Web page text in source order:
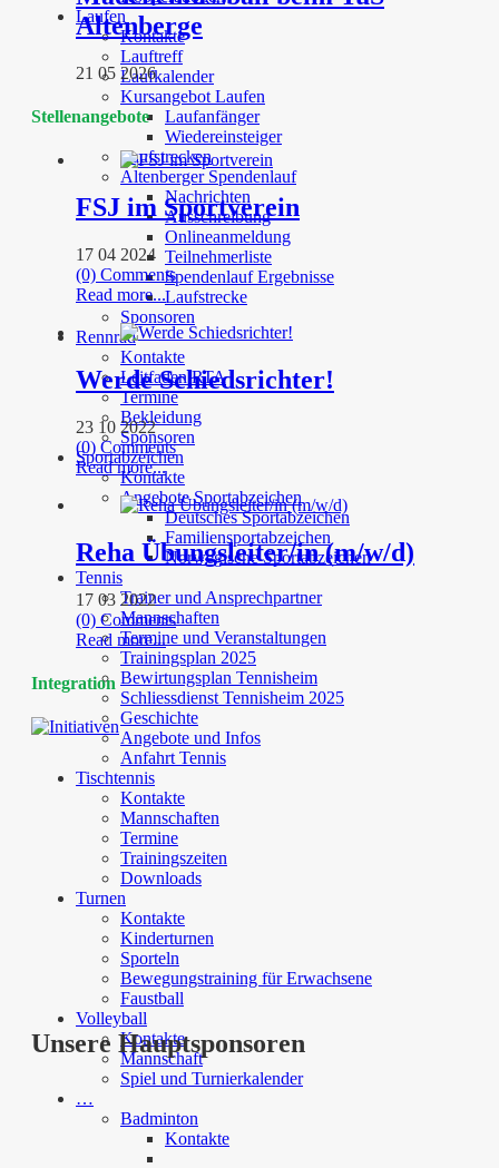
Laufen
Kontakte
Lauftreff
Laufkalender
Kursangebot Laufen
Laufanfänger
Wiedereinsteiger
Laufstrecken
Altenberger Spendenlauf
Nachrichten
Ausschreibung
Onlineanmeldung
Teilnehmerliste
Spendenlauf Ergebnisse
Laufstrecke
Sponsoren
Rennrad
Kontakte
Leitfaden RTA
Termine
Bekleidung
Sponsoren
Sportabzeichen
Kontakte
Angebote Sportabzeichen
Deutsches Sportabzeichen
Familiensportabzeichen
Norwegische Sportabzeichen
Tennis
Trainer und Ansprechpartner
Mannschaften
Termine und Veranstaltungen
Trainingsplan 2025
Bewirtungsplan Tennisheim
Schliessdienst Tennisheim 2025
Geschichte
Angebote und Infos
Anfahrt Tennis
Tischtennis
Kontakte
Mannschaften
Termine
Trainingszeiten
Downloads
Turnen
Kontakte
Kinderturnen
Sporteln
Bewegungstraining für Erwachsene
Faustball
Volleyball
Kontakte
Mannschaft
Spiel und Turnierkalender
…
Badminton
Kontakte
Altenberge
21 05 2026
Stellenangebote
FSJ im Sportverein
17 04 2024
(0) Comments
Read more...
Werde Schiedsrichter!
23 10 2022
(0) Comments
Read more...
Reha Übungsleiter/in (m/w/d)
17 03 2022
(0) Comments
Read more...
Integration
Unsere Hauptsponsoren